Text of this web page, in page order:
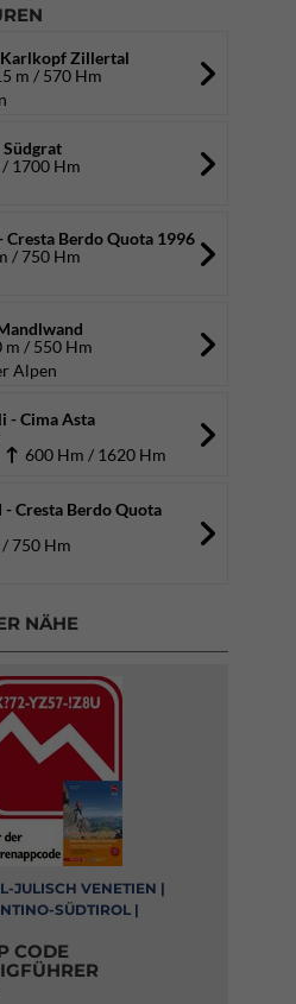
Zillertal
m / 570 Hm
1700 Hm
Cresta Berdo Quota 1996
/ 750 Hm
m / 550 Hm
Alpen
- Cima Asta
600 Hm / 1620 Hm
Cresta Berdo Quota
750 Hm
NÄHE
JULISCH VENETIEN |
SÜDTIROL |
CODE